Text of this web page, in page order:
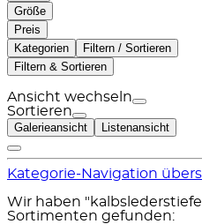
Größe
Preis
Kategorien
Filtern / Sortieren
Filtern & Sortieren
Ansicht wechseln
Sortieren
Galerieansicht Listenansicht
Kategorie-Navigation
Wir haben
Sortimenten gefunden: